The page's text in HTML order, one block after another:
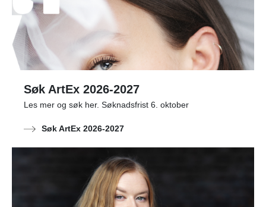
Søk ArtEx 2026-2027
Les mer og søk her. Søknadsfrist 6. oktober
Søk ArtEx 2026-2027